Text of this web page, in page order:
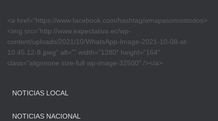
<a href=”https://www.facebook.com/hashtag/emapasomostodos>
<img src=”http://www.expectativa.ec/wp-
content/uploads/2021/10/WhatsApp-Image-2021-10-08-at-
10.45.12-8.jpeg” alt=”” width=”1280″ height=”164″
class=”alignnone size-full wp-image-32500″ /></a>
NOTICIAS LOCAL
NOTICIAS NACIONAL